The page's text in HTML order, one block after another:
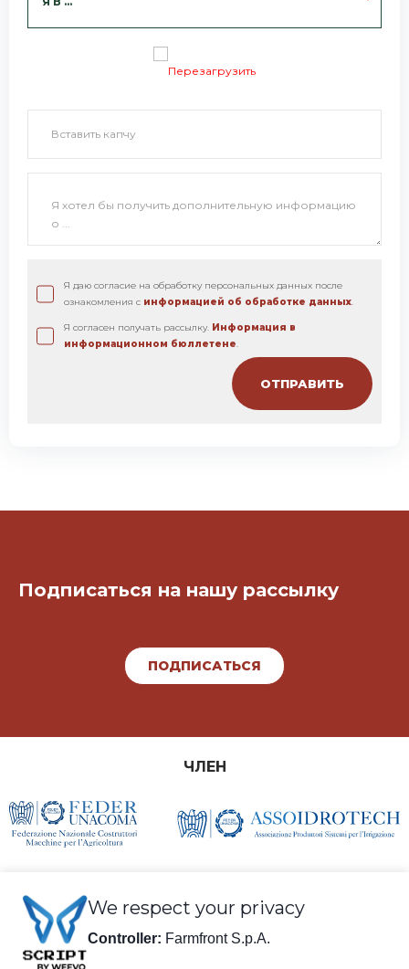
Перезагрузить
Я даю согласие на обработку персональных данных после
ознакомления с информацией об обработке данных.
Я согласен получать рассылку. Информация в
информационном бюллетене.
Подписаться на нашу рассылку
ПОДПИСАТЬСЯ
ЧЛЕН
We respect your privacy
Controller: Farmfront S.p.A.